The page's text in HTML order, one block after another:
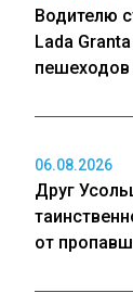
Водителю
Lada
06.08.2026
Друг
от